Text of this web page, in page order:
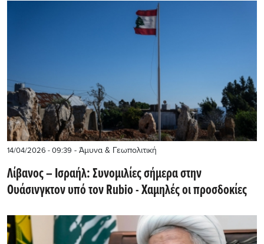
14/04/2026 - 09:39 - Άμυνα & Γεωπολιτική
Λίβανος – Ισραήλ: Συνομιλίες σήμερα στην
Ουάσινγκτον υπό τον Rubio - Χαμηλές οι προσδοκίες